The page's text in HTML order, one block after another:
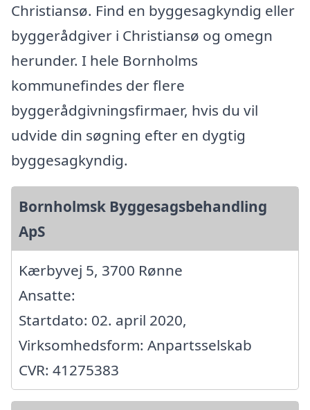
Christiansø. Find en byggesagkyndig eller
byggerådgiver i Christiansø og omegn
herunder. I hele Bornholms
kommunefindes der flere
byggerådgivningsfirmaer, hvis du vil
udvide din søgning efter en dygtig
byggesagkyndig.
Bornholmsk Byggesagsbehandling
ApS
Kærbyvej 5, 3700 Rønne
Ansatte:
Startdato: 02. april 2020,
Virksomhedsform: Anpartsselskab
CVR: 41275383